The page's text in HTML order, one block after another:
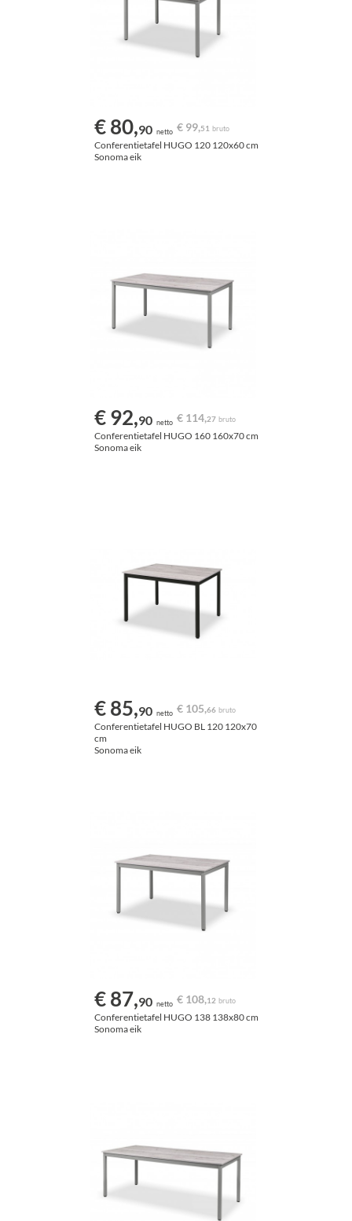
€ 80,90 netto € 99,51 bruto
Conferentietafel HUGO 120 120x60 cm
Sonoma eik
€ 92,90 netto € 114,27 bruto
Conferentietafel HUGO 160 160x70 cm
Sonoma eik
€ 85,90 netto € 105,66 bruto
Conferentietafel HUGO BL 120 120x70
cm
Sonoma eik
€ 87,90 netto € 108,12 bruto
Conferentietafel HUGO 138 138x80 cm
Sonoma eik